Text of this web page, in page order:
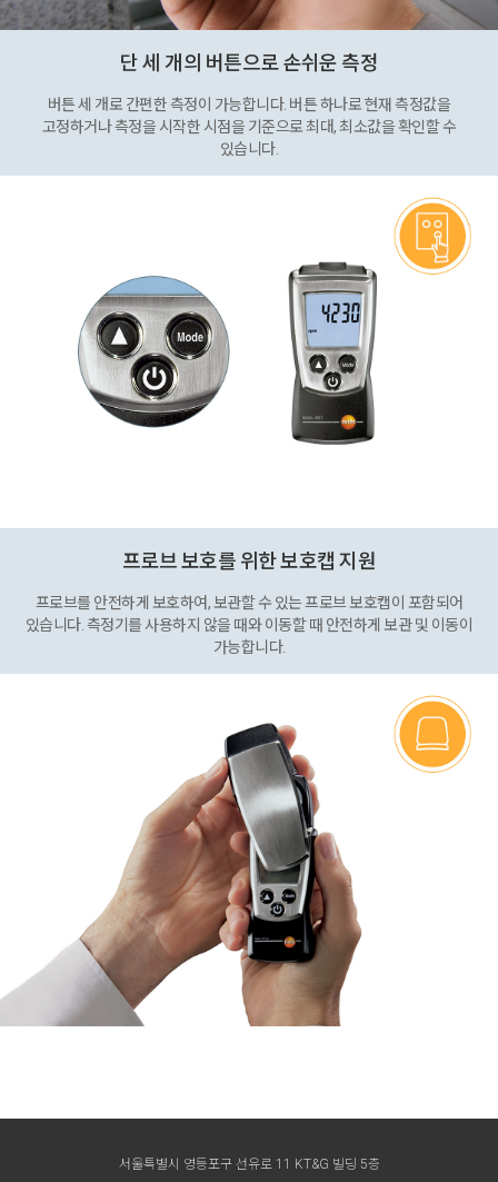
단 세 개의 버튼으로 손쉬운 측정
버튼 세 개로 간편한 측정이 가능합니다. 버튼 하나로 현재 측정값을
고정하거나 측정을 시작한 시점을 기준으로 최대, 최소값을 확인할 수
있습니다.
프로브 보호를 위한 보호캡 지원
프로브를 안전하게 보호하여, 보관할 수 있는 프로브 보호캡이 포함되어
있습니다. 측정기를 사용하지 않을 때와 이동할 때 안전하게 보관 및 이동이
가능합니다.
서울특별시 영등포구 선유로 11 KT&G 빌딩 5층